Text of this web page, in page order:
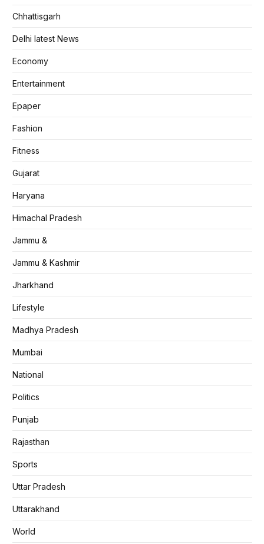
Chhattisgarh
Delhi latest News
Economy
Entertainment
Epaper
Fashion
Fitness
Gujarat
Haryana
Himachal Pradesh
Jammu &
Jammu & Kashmir
Jharkhand
Lifestyle
Madhya Pradesh
Mumbai
National
Politics
Punjab
Rajasthan
Sports
Uttar Pradesh
Uttarakhand
World